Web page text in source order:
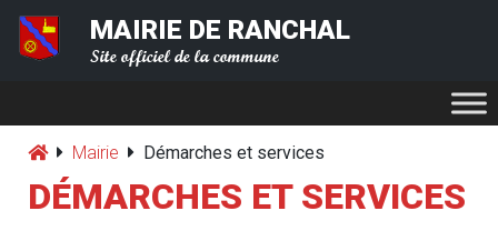
MAIRIE DE RANCHAL
Site officiel de la commune
Mairie Démarches et services
DÉMARCHES ET SERVICES